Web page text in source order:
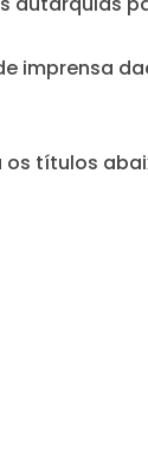
imprensa
os títulos